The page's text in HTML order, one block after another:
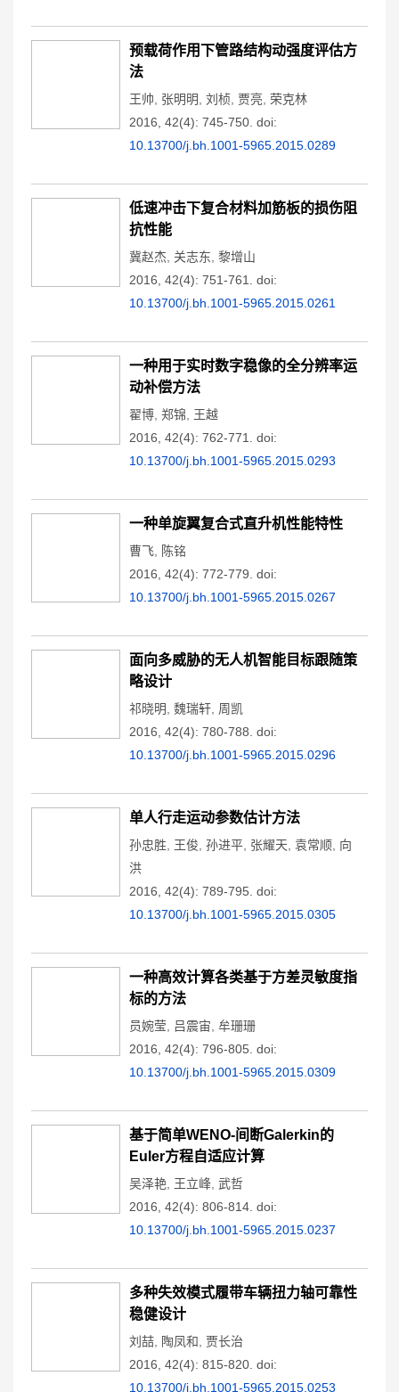
预载荷作用下管路结构动强度评估方
法
王帅 张明明 刘桢 贾亮 荣克林
2016, 42(4): 745-750. doi:
10.13700/j.bh.1001-5965.2015.0289
低速冲击下复合材料加筋板的损伤阻
抗性能
冀赵杰 关志东 黎增山
2016, 42(4): 751-761.
doi:
10.13700/j.bh.1001-5965.2015.0261
一种用于实时数字稳像的全分辨率运
动补偿方法
翟博 郑锦
王越
2016, 42(4): 762-771.
doi:
10.13700/j.bh.1001-5965.2015.0293
一种单旋翼复合式直升机性能特性
曹飞
陈铭
2016, 42(4): 772-779. doi:
10.13700/j.bh.1001-5965.2015.0267
面向多威胁的无人机智能目标跟随策
略设计
祁晓明 魏瑞轩 周凯
2016, 42(4): 780-788. doi:
10.13700/j.bh.1001-5965.2015.0296
单人行走运动参数估计方法
孙忠胜 王俊 孙进平 张耀天 袁常顺 向
洪
2016, 42(4): 789-795. doi:
10.13700/j.bh.1001-5965.2015.0305
一种高效计算各类基于方差灵敏度指
标的方法
员婉莹 吕震宙 牟珊珊
2016, 42(4): 796-805. doi:
10.13700/j.bh.1001-5965.2015.0309
基于简单WENO-间断Galerkin的
Euler方程自适应计算
吴泽艳 王立峰 武哲
2016, 42(4): 806-814. doi:
10.13700/j.bh.1001-5965.2015.0237
多种失效模式履带车辆扭力轴可靠性
稳健设计
刘喆 陶凤和
贾长治
2016, 42(4): 815-820. doi:
10.13700/j.bh.1001-5965.2015.0253